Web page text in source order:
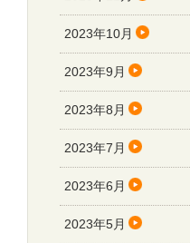
2023年10月
2023年9月
2023年8月
2023年7月
2023年6月
2023年5月